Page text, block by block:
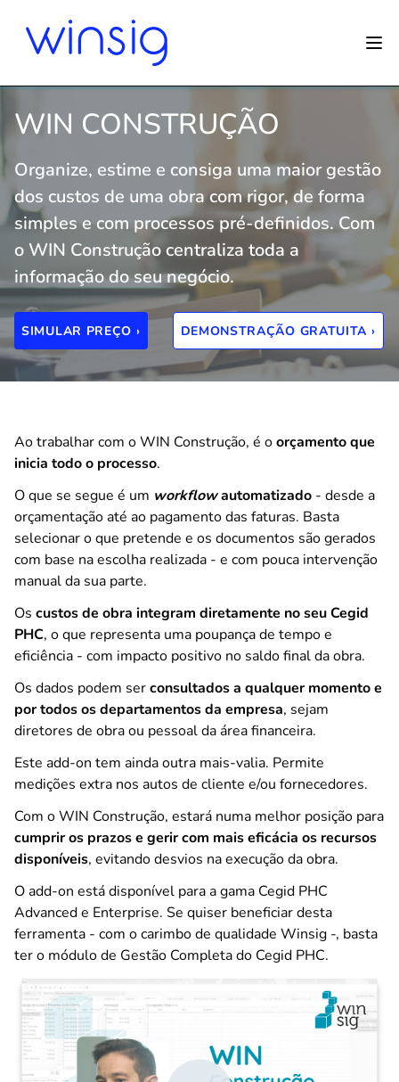
WIN CONSTRUÇÃO
Organize, estime e consiga uma maior gestão
dos custos de uma obra com rigor, de forma
simples e com processos pré-definidos. Com
o WIN Construção centraliza toda a
informação do seu negócio.
SIMULAR PREÇO › DEMONSTRAÇÃO GRATUITA ›
Ao trabalhar com o WIN Construção, é oorçamento que
inicia todo o processo.
O que se segue é um workflowautomatizado - desde a
orçamentação até ao pagamento das faturas. Basta
selecionar o que pretende e os documentos são gerados
com base na escolha realizada - e com pouca intervenção
manual da sua parte.
Os custos de obra integram diretamente no seu Cegid
PHC, o que representa uma poupança de tempo e
eficiência - com impacto positivo no saldo final da obra.
Os dados podem serconsultados a qualquer momento e
por todos os departamentos da empresa, sejam
diretores de obra ou pessoal da área financeira.
Este add-on tem ainda outra mais-valia. Permite
medições extra nos autos de cliente e/ou fornecedores.
Com o WIN Construção, estará numa melhor posição para
cumprir os prazos e gerir com mais eficácia os recursos
disponíveis, evitando desvios na execução da obra.
O add-on está disponível para a gama Cegid PHC
Advanced e Enterprise. Se quiser beneficiar desta
ferramenta - com o carimbo de qualidade Winsig -, basta
ter o módulo de Gestão Completa do Cegid PHC.